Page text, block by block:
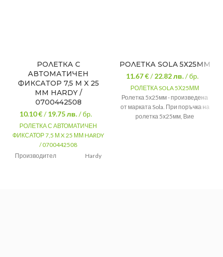
РОЛЕТКА С
АВТОМАТИЧЕН
ФИКСАТОР 7,5 М X 25
ММ HARDY /
0700442508
10.10 €/19.75лв./ бр.
РОЛЕТКА С АВТОМАТИЧЕН
ФИКСАТОР 7,5 М X 25 ММ HARDY
/ 0700442508
Производител
Hardy
РОЛЕТКА SOLA 5Х25ММ
11.67 €/22.82лв./ бр.
РОЛЕТКА SOLA 5Х25ММ
Ролетка 5х25мм - произведена
от марката Sola. При поръчка на
ролетка 5х25мм, Вие